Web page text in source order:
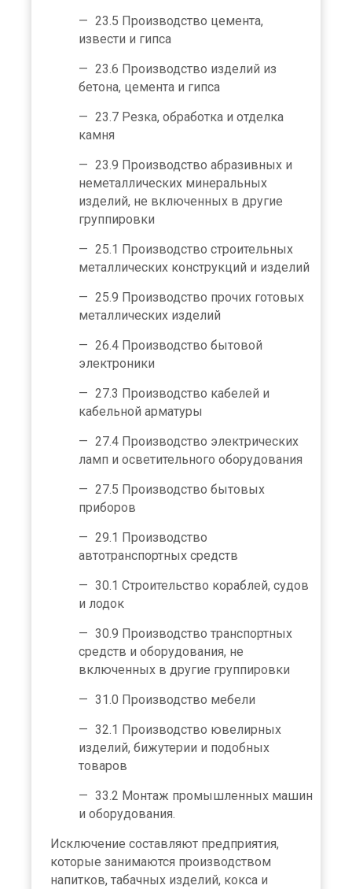
23.5 Производство цемента,
извести и гипса
23.6 Производство изделий из
бетона, цемента и гипса
23.7 Резка, обработка и отделка
камня
23.9 Производство абразивных и
неметаллических минеральных
изделий, не включенных в другие
группировки
25.1 Производство строительных
металлических конструкций и изделий
25.9 Производство прочих готовых
металлических изделий
26.4 Производство бытовой
электроники
27.3 Производство кабелей и
кабельной арматуры
27.4 Производство электрических
ламп и осветительного оборудования
27.5 Производство бытовых
приборов
29.1 Производство
автотранспортных средств
30.1 Строительство кораблей, судов
и лодок
30.9 Производство транспортных
средств и оборудования, не
включенных в другие группировки
31.0 Производство мебели
32.1 Производство ювелирных
изделий, бижутерии и подобных
товаров
33.2 Монтаж промышленных машин
и оборудования.
Исключение составляют предприятия,
которые занимаются производством
напитков, табачных изделий, кокса и